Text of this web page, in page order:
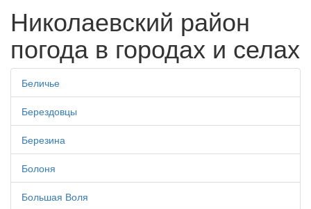
Николаевский район
погода в городах и селах
Беличье
Берездовцы
Березина
Болоня
Большая Воля